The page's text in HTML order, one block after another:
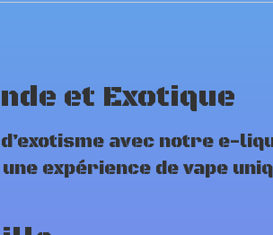
et Exotique
avec notre e-
expérience de vape